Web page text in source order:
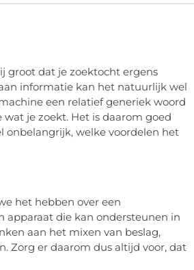
groot dat je zoektocht ergens
informatie kan het natuurlijk wel
een relatief generiek woord
je zoekt. Het is daarom goed
onbelangrijk, welke voordelen het
het hebben over een
apparaat die kan ondersteunen in
aan het mixen van beslag,
Zorg er daarom dus altijd voor, dat